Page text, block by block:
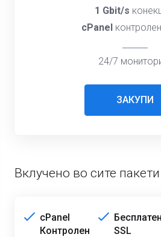
1 Gbit/s
cPanel
24/7
ЗАКУПИ
Вклучено во сите пакети
cPanel
Контролен
Бесплатен
SSL